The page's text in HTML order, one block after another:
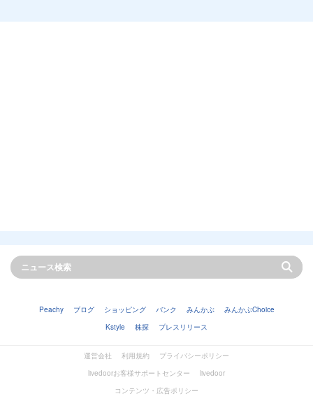
Peachy ブログ ショッピング バンク みんかぶ
みんかぶChoice
Kstyle
株探 プレスリリース
運営会社 利用規約
プライバシーポリシー
livedoorお客様サポートセンター
livedoor
コンテンツ・広告ポリシー